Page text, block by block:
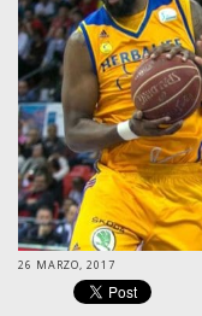
26 MARZO, 2017